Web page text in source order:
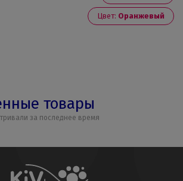
Цвет: Оранжевый
товары
за последнее время